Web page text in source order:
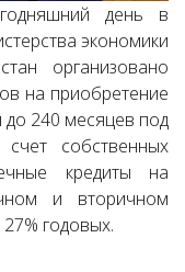
день в
экономики
организовано
на приобретение
240 месяцев под
собственных
кредиты на
и вторичном
годовых.